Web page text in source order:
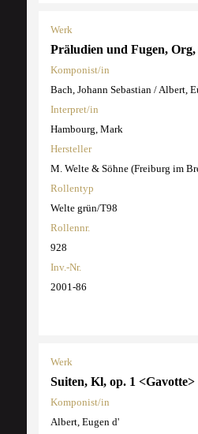
Werk
Präludien und Fugen,
Komponist/in
Bach, Johann Sebastian / Albert,
Interpret/in
Hambourg, Mark
Hersteller
M. Welte & Söhne (Freiburg im
Rollentyp
Welte grün/T98
Rollennr.
928
Inv.-Nr.
2001-86
Werk
Suiten, Kl, op. 1 <Gavotte>
Komponist/in
Albert, Eugen d'